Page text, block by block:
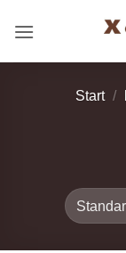
Inhalt
Start /